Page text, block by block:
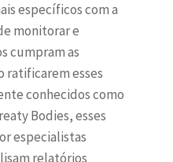
específicos com a
monitorar e
cumpram as
ratificarem esses
conhecidos como
Bodies, esses
especialistas
relatórios